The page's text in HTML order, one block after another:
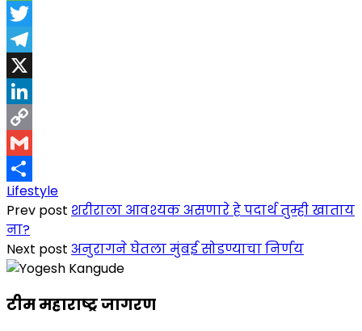
Message
Twitter
Telegram
X
LinkedIn
Copy
Link
Gmail
Share
Lifestyle
Prev post शरीराला आवश्यक असणारे हे पदार्थ तुम्ही खाताय
ना?
Next post अनुरागने घेतला मुंबई सोडण्याचा निर्णय
टीम महाराष्ट्र जागरण